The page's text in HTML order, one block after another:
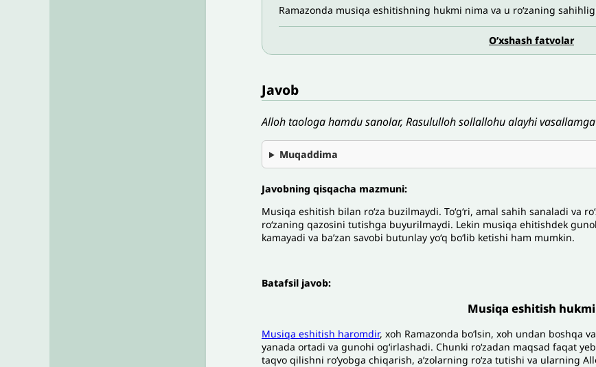
Ramazonda musiqa eshitishning hukmi nima va u roʻzaning
O’xshash fatvolar
Javob
Alloh taologa hamdu sanolar, Rasululloh sollallohu alayhi
Muqaddima
Javobning qisqacha mazmuni:
Musiqa eshitish bilan roʻza buzilmaydi. Toʻgʻri, amal sahih sanaladi va
roʻzaning qazosini tutishga buyurilmaydi. Lekin musiqa ehitishdek
kamayadi va baʼzan savobi butunlay yoʻq boʻlib ketishi ham mumkin.
Batafsil javob:
Musiqa eshitish hukmi
Musiqa eshitish haromdir, xoh Ramazonda boʻlsin, xoh undan boshqa
yanada ortadi va gunohi ogʻirlashadi. Chunki roʻzadan maqsad faqat
taqvo qilishni roʻyobga chiqarish, aʼzolarning roʻza tutishi va ularning